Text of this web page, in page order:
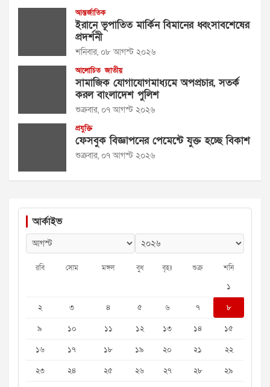
আন্তর্জাতিক
ইরানে ভূপাতিত মার্কিন বিমানের ধ্বংসাবশেষের
প্রদর্শনী
শনিবার, ০৮ আগস্ট ২০২৬
আলোচিত জাতীয়
সামাজিক যোগাযোগমাধ্যমে অপপ্রচার, সতর্ক
করল বাংলাদেশ পুলিশ
শুক্রবার, ০৭ আগস্ট ২০২৬
প্রযুক্তি
ফেসবুক বিজ্ঞাপনের পেমেন্টে যুক্ত হচ্ছে বিকাশ
শুক্রবার, ০৭ আগস্ট ২০২৬
আর্কাইভ
রবি সোম মঙ্গল বুধ বৃহঃ শুক্র শনি
১
২
৩ ৪ ৫ ৬ ৭
৮
৯
১০ ১১ ১২ ১৩ ১৪
১৫
১৬
১৭ ১৮ ১৯ ২০ ২১
২২
২৩
২৪ ২৫ ২৬ ২৭ ২৮
২৯